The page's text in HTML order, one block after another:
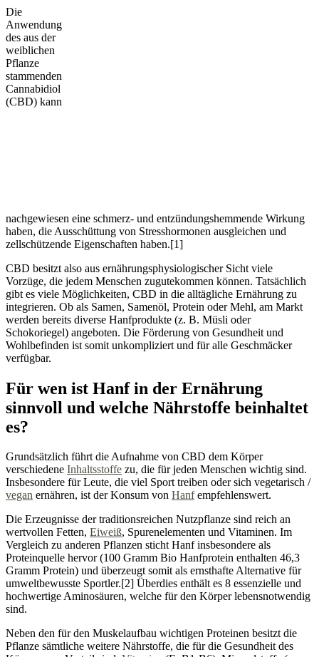
Die
Anwendung
des aus der
weiblichen
Pflanze
stammenden
Cannabidiol
(CBD) kann
nachgewiesen eine schmerz- und entzündungshemmende Wirkung
haben, die Ausschüttung von Stresshormonen ausgleichen und
zellschützende Eigenschaften haben.[1]
CBD besitzt also aus ernährungsphysiologischer Sicht viele
Vorzüge, die jedem Menschen zugutekommen können. Tatsächlich
gibt es viele Möglichkeiten, CBD in die alltägliche Ernährung zu
integrieren. Ob als Samen, Samenöl, Protein oder Mehl, am Markt
werden bereits diverse Hanfprodukte (z. B. Müsli oder
Schokoriegel) angeboten. Die Förderung von Gesundheit und
Wohlbefinden ist somit unkompliziert und für alle Geschmäcker
verfügbar.
Für wen ist Hanf in der Ernährung
sinnvoll und welche Nährstoffe beinhaltet
es?
Grundsätzlich führt die Aufnahme von CBD dem Körper
verschiedene Inhaltsstoffe zu, die für jeden Menschen wichtig sind.
Insbesondere für Leute, die viel Sport treiben oder sich vegetarisch /
vegan ernähren, ist der Konsum von Hanfempfehlenswert.
Die Erzeugnisse der traditionsreichen Nutzpflanze sind reich an
wertvollen Fetten, Eiweiß, Spurenelementen und Vitaminen. Im
Vergleich zu anderen Pflanzen sticht Hanf insbesondere als
Proteinquelle hervor (100 Gramm Bio Hanfprotein enthalten 46,3
Gramm Protein) und überzeugt somit als ernsthafte Alternative für
umweltbewusste Sportler.[2] Überdies enthält es 8 essenzielle und
hochwertige Aminosäuren, welche für den Körper lebensnotwendig
sind.
Neben den für den Muskelaufbau wichtigen Proteinen besitzt die
Pflanze sämtliche weitere Nährstoffe, die für die Gesundheit des